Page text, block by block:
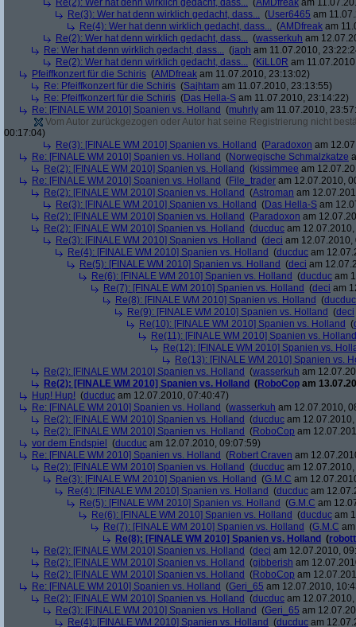
Re(2): Wer hat denn wirklich gedacht, dass... (AMDfreak am
Re(3): Wer hat denn wirklich gedacht, dass... (User6465 am
Re(4): Wer hat denn wirklich gedacht, dass... (AMDfreak am
Re(2): Wer hat denn wirklich gedacht, dass... (wasserkuh am
Re: Wer hat denn wirklich gedacht, dass... (japh am 11.07.2010,
Re(2): Wer hat denn wirklich gedacht, dass... (KiLL0R am
Pfeiffkonzert für die Schiris (AMDfreak am 11.07.2010, 23:13:02)
Re: Pfeiffkonzert für die Schiris (Sajhtam am 11.07.2010, 23:13:55)
Re: Pfeiffkonzert für die Schiris (Das Hella-S am 11.07.2010, 23:14:22)
Re: [FINALE WM 2010] Spanien vs. Holland (muhrly am 11.07.2010,
Vom Autor zurückgezogen oder Autor hat seine Registrierung nicht
00:17:04)
Re(3): [FINALE WM 2010] Spanien vs. Holland (Paradoxon am
Re: [FINALE WM 2010] Spanien vs. Holland (Norwegische Schmalzkatze
Re(2): [FINALE WM 2010] Spanien vs. Holland (kissimmee am
Re: [FINALE WM 2010] Spanien vs. Holland (File_trader am 12.07.2010,
Re(2): [FINALE WM 2010] Spanien vs. Holland (Astroman am
Re(3): [FINALE WM 2010] Spanien vs. Holland (Das Hella-S am
Re(2): [FINALE WM 2010] Spanien vs. Holland (Paradoxon am
Re(2): [FINALE WM 2010] Spanien vs. Holland (ducduc am
Re(3): [FINALE WM 2010] Spanien vs. Holland (deci am 12.07.2010,
Re(4): [FINALE WM 2010] Spanien vs. Holland (ducduc am
Re(5): [FINALE WM 2010] Spanien vs. Holland (deci am
Re(6): [FINALE WM 2010] Spanien vs. Holland (ducduc am
Re(7): [FINALE WM 2010] Spanien vs. Holland (deci am
Re(8): [FINALE WM 2010] Spanien vs. Holland (ducduc
Re(9): [FINALE WM 2010] Spanien vs. Holland (deci
Re(10): [FINALE WM 2010] Spanien vs. Holland (
Re(11): [FINALE WM 2010] Spanien vs. Holland
Re(12): [FINALE WM 2010] Spanien vs.
Re(13): [FINALE WM 2010] Spanien vs.
Re(2): [FINALE WM 2010] Spanien vs. Holland (wasserkuh am
Re(2): [FINALE WM 2010] Spanien vs. Holland (RoboCop am
Hup! Hup! (ducduc am 12.07.2010, 07:40:47)
Re: [FINALE WM 2010] Spanien vs. Holland (wasserkuh am 12.07.2010,
Re(2): [FINALE WM 2010] Spanien vs. Holland (ducduc am
Re(2): [FINALE WM 2010] Spanien vs. Holland (RoboCop am
vor dem Endspiel
(ducduc am 12.07.2010, 09:07:59)
Re: [FINALE WM 2010] Spanien vs. Holland (Robert Craven am
Re(2): [FINALE WM 2010] Spanien vs. Holland (ducduc am
Re(3): [FINALE WM 2010] Spanien vs. Holland (G.M.C am
Re(4): [FINALE WM 2010] Spanien vs. Holland (ducduc am
Re(5): [FINALE WM 2010] Spanien vs. Holland (G.M.C am
Re(6): [FINALE WM 2010] Spanien vs. Holland (ducduc am
Re(7): [FINALE WM 2010] Spanien vs. Holland (G.M.C
Re(8): [FINALE WM 2010] Spanien vs. Holland (
Re(2): [FINALE WM 2010] Spanien vs. Holland (deci am 12.07.2010,
Re(2): [FINALE WM 2010] Spanien vs. Holland (gibberish am
Re(2): [FINALE WM 2010] Spanien vs. Holland (RoboCop am
Re: [FINALE WM 2010] Spanien vs. Holland (Geri_65 am 12.07.2010,
Re(2): [FINALE WM 2010] Spanien vs. Holland (ducduc am
Re(3): [FINALE WM 2010] Spanien vs. Holland (Geri_65 am
Re(4): [FINALE WM 2010] Spanien vs. Holland (ducduc am